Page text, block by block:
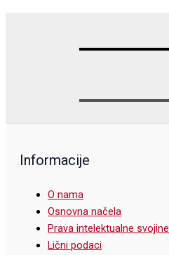
Informacije
O nama
Osnovna načela
Prava intelektualne svojine
Lični podaci